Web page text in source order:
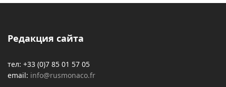
Редакция сайта
тел: +33 (0)7 85 01 57 05
email: info@rusmonaco.fr